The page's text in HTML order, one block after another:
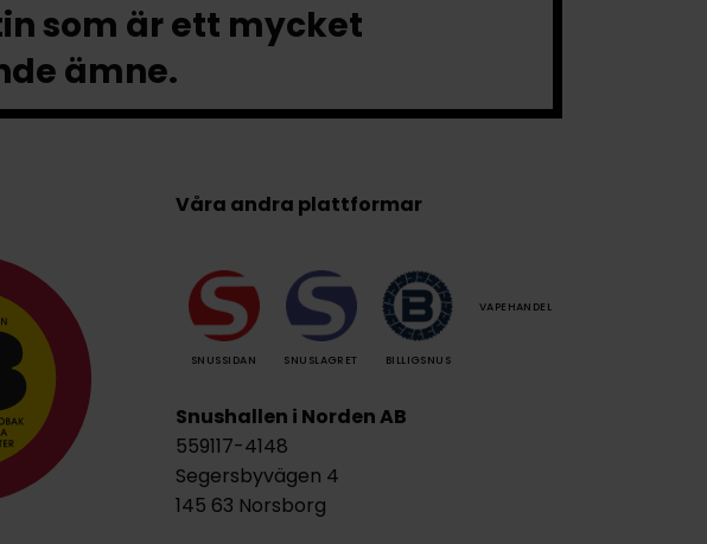
som är ett mycket
ämne.
Våra andra plattformar
SNUSSIDAN SNUSLAGRET BILLIGSNUS
VAPEHANDEL
Snushallen i Norden AB
559117-4148
Segersbyvägen 4
145 63 Norsborg